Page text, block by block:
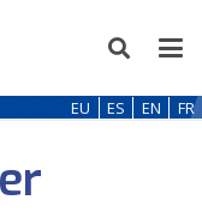
EU ES EN FR